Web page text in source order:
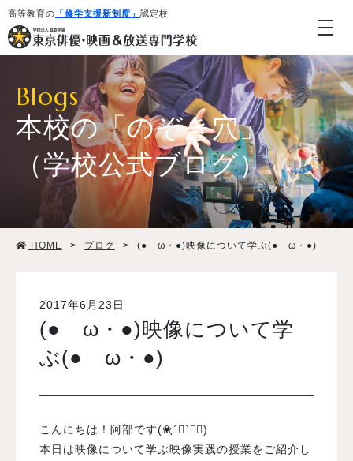
高等教育の 「修学支援新制度」 認定校
学校紹介・教育システム
学生生活
就職・デビュー
入試案内
学校情報
Blogs
本校の「のぞき穴」
（学校公式ブログ）
HOME > ブログ > (●ゝω・●)映像について学ぶ(●ゝω・●)
2017年6月23日
(●ゝω・●)映像について学
ぶ(●ゝω・●)
こんにちは！阿部です(❀ฺ´∀`❀ฺ)
本日は映像について学ぶ映像実践の授業をご紹介し